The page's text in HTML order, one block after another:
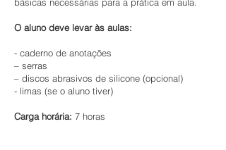
O aluno deve levar às aulas:
- caderno de anotações
– serras
– discos abrasivos de silicone (opcional)
- limas (se o aluno tiver)
Carga horária: 7 horas